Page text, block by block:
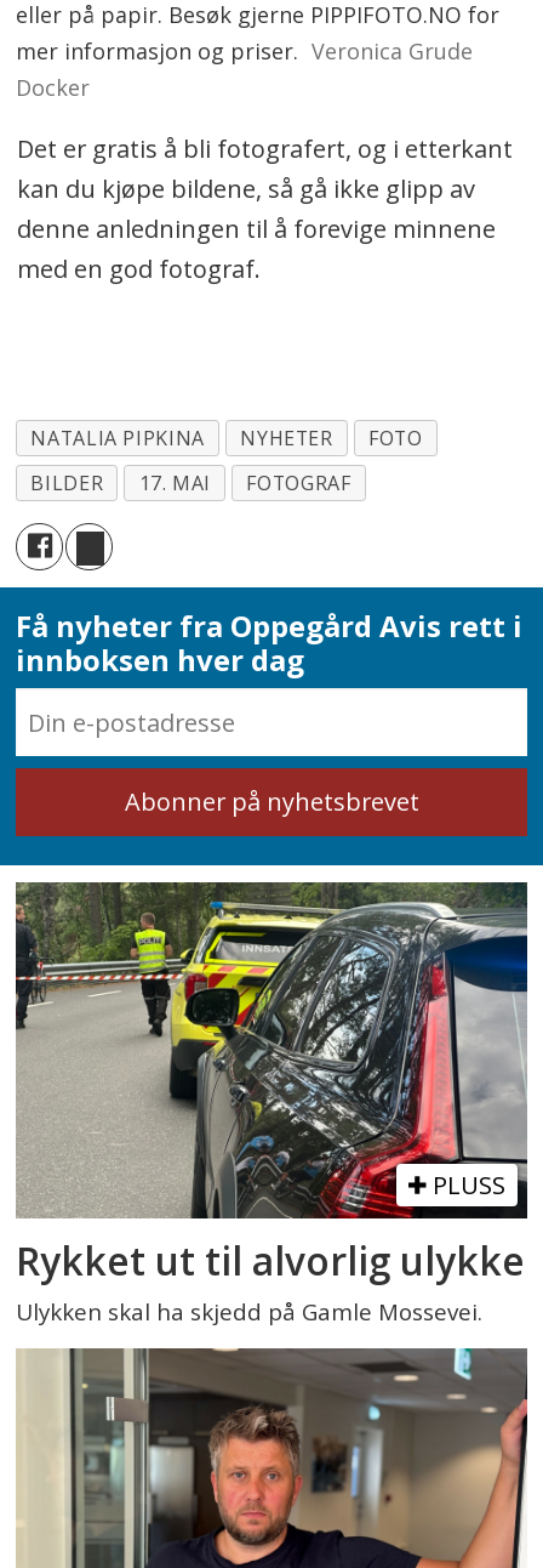
eller på papir. Besøk gjerne PIPPIFOTO.NO for
mer informasjon og priser. Veronica Grude
Docker
Det er gratis å bli fotografert, og i etterkant
kan du kjøpe bildene, så gå ikke glipp av
denne anledningen til å forevige minnene
med en god fotograf.
NATALIA PIPKINA NYHETER
FOTO
BILDER
17. MAI FOTOGRAF
Få nyheter fra Oppegård Avis rett i
innboksen hver dag
PLUSS
Rykket ut til alvorlig ulykke
Ulykken skal ha skjedd på Gamle Mossevei.